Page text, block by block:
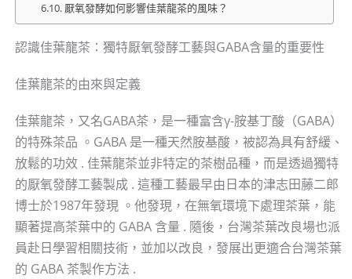
厭氧發酵如何影響佳葉龍茶的風味？
認識佳葉龍茶：獨特厭氧發酵工藝與GABA含量的重要性
佳葉龍茶的由來與定義
佳葉龍茶，又名GABA茶，是一種富含γ-胺基丁酸（GABA）
的特殊茶品 。GABA 是一種天然胺基酸，被認為具有舒緩、
放鬆的功效 . 佳葉龍茶並非特定的茶樹品種，而是透過獨特
的厭氧發酵工藝製成 . 這種工藝最早由日本的津志田藤二郎
博士於1987年發現 。他發現，在無氧環境下處理茶葉，能
顯著提高茶葉中的 GABA 含量 . 隨後，台灣茶葉改良場也派
員赴日學習相關技術，並加以改良，發展出更適合台灣茶葉
的 GABA 茶製作方法 .